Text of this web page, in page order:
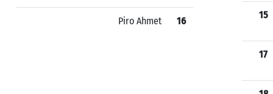
Piro Ahmet 16
15
17